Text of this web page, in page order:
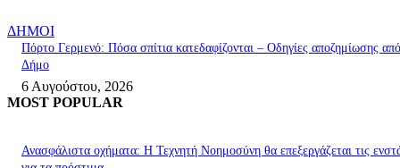
ΔΗΜΟΙ
Πόρτο Γερμενό: Πόσα σπίτια κατεδαφίζονται – Οδηγίες αποζημίωσης από
Δήμο
6 Αυγούστου, 2026
MOST POPULAR
Ανασφάλιστα οχήματα: Η Τεχνητή Νοημοσύνη θα επεξεργάζεται τις